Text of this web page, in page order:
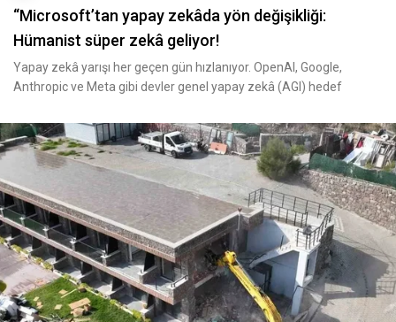
“Microsoft’tan yapay zekâda yön değişikliği:
Hümanist süper zekâ geliyor!
Yapay zekâ yarışı her geçen gün hızlanıyor. OpenAI, Google,
Anthropic ve Meta gibi devler genel yapay zekâ (AGI) hedef